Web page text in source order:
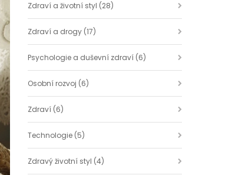
Zdraví a životní styl (28)
Zdraví a drogy (17)
Psychologie a duševní zdraví (6)
Osobní rozvoj (6)
Zdraví (6)
Technologie (5)
Zdravý životní styl (4)